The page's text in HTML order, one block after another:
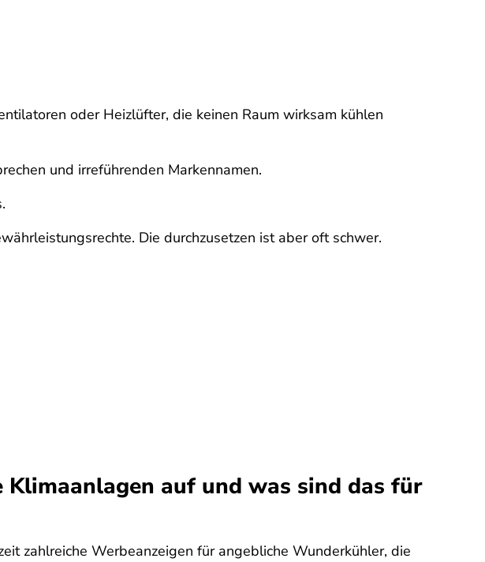
oder Heizlüfter, die keinen Raum wirksam kühlen
und irreführenden Markennamen.
Die durchzusetzen ist aber oft schwer.
auf und was sind das für
zahlreiche Werbeanzeigen für angebliche Wunderkühler, die